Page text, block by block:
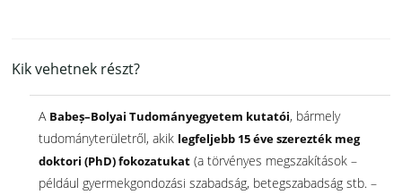
Kik vehetnek részt?
A Babeș–Bolyai Tudományegyetem kutatói, bármely
tudományterületről, akik legfeljebb 15 éve szerezték meg
doktori (PhD) fokozatukat (a törvényes megszakítások –
például gyermekgondozási szabadság, betegszabadság stb. –